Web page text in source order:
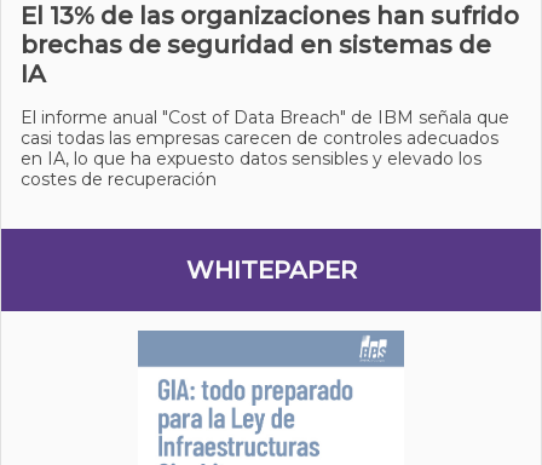
El 13% de las organizaciones han sufrido
brechas de seguridad en sistemas de
IA
El informe anual "Cost of Data Breach" de IBM señala que
casi todas las empresas carecen de controles adecuados
en IA, lo que ha expuesto datos sensibles y elevado los
costes de recuperación
WHITEPAPER